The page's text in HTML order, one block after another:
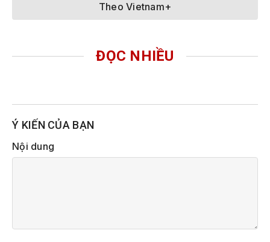
Theo Vietnam+
ĐỌC NHIỀU
Ý KIẾN CỦA BẠN
Nội dung